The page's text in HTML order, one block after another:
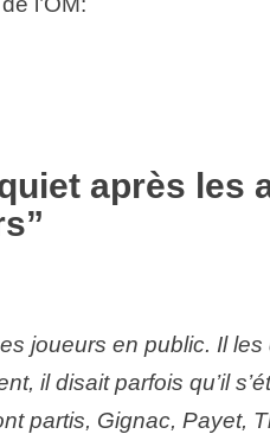
après les
joueurs en public. Il les
il disait parfois qu’il
partis, Gignac, Payet,